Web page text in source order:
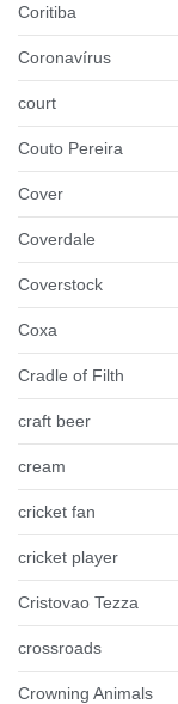
Coritiba
Coronavírus
court
Couto Pereira
Cover
Coverdale
Coverstock
Coxa
Cradle of Filth
craft beer
cream
cricket fan
cricket player
Cristovao Tezza
crossroads
Crowning Animals